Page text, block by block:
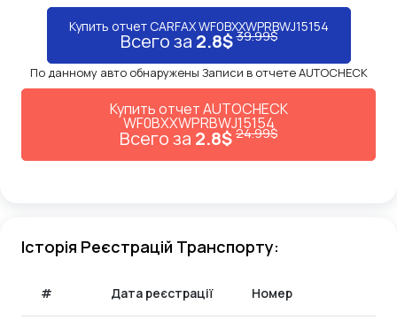
Купить отчет CARFAX WF0BXXWPRBWJ15154
Всего за 2.8$39.99$
По данному авто обнаружены Записи в отчете AUTOCHECK
Купить отчет AUTOCHECK
WF0BXXWPRBWJ15154
Всего за 2.8$24.99$
Історія Реєстрацій Транспорту:
# Дата реєстрації Номер